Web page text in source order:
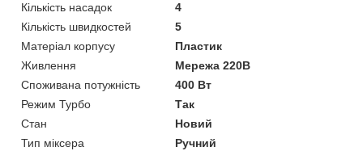
Кількість насадок
4
Кількість швидкостей
5
Матеріал корпусу
Пластик
Живлення
Мережа 220В
Споживана потужність
400 Вт
Режим Турбо
Так
Стан
Новий
Тип міксера
Ручний